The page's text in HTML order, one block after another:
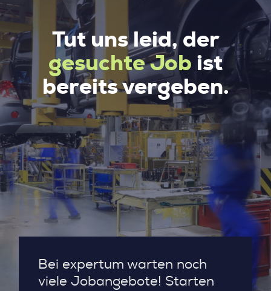
Tut uns leid, der
gesuchte Job ist
bereits vergeben.
Bei expertum warten noch
viele Jobangebote! Starten